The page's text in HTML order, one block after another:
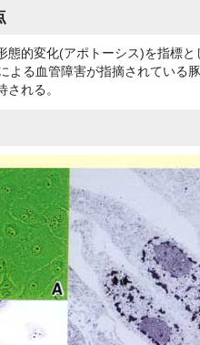
態的変化(アポトーシス)を指標
よる血管障害が指摘されている
れる。